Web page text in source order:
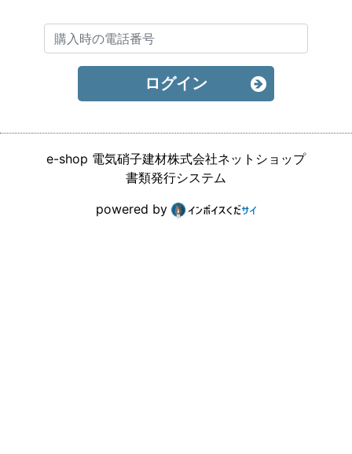
ログイン
e-shop 電気硝子建材株式会社ネットショップ
書類発行システム
powered by